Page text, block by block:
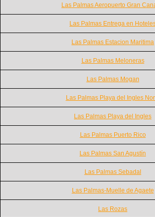
Las Palmas Aeropuerto Gran
Las Palmas Entrega en
Las Palmas Estacion Maritima
Las Palmas Meloneras
Las Palmas Mogan
Las Palmas Playa del Ingles
Las Palmas Playa del Ingles
Las Palmas Puerto Rico
Las Palmas San Agustín
Las Palmas Sebadal
Las Palmas-Muelle de Agaete
Las Rozas